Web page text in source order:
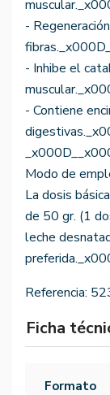
-
- Inhibe el
- Contiene
Modo de
La dosis
de 50 gr. (1
leche
Referencia:
Ficha
Formato